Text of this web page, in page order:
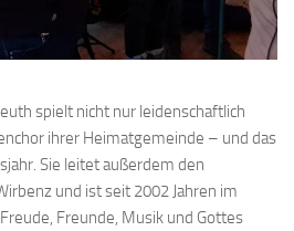
spielt nicht nur leidenschaftlich
ihrer Heimatgemeinde – und das
Sie leitet außerdem den
und ist seit 2002 Jahren im
Freunde, Musik und Gottes